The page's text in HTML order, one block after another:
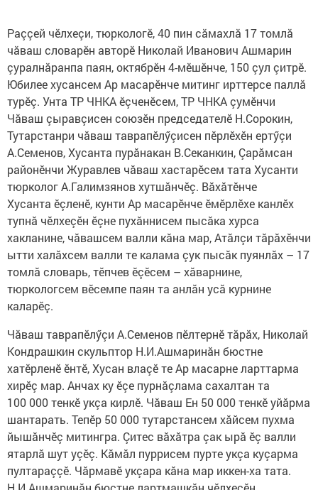
Раççей чӗлхеçи, тюркологӗ, 40 пин сăмахлă 17 томлă
чăваш словарӗн авторӗ Николай Иванович Ашмарин
çуралнăранпа паян, октябрӗн 4-мӗшӗнче, 150 çул çитрӗ.
Юбилее хусансем Ар масарӗнче митинг ирттерсе паллă
турӗç. Унта ТР ЧНКА ӗçченӗсем, ТР ЧНКА çумӗнчи
Чăваш çыравçисен союзӗн председателӗ Н.Сорокин,
Тутарстанри чăваш таврапӗлӳçисен пӗрлӗхӗн ертӳçи
А.Семенов, Хусанта пурăнакан В.Секанкин, Çарăмсан
районӗнчи Журавлев чăваш хастарӗсем тата Хусанти
тюрколог А.Галимзянов хутшăнчӗç. Вăхăтӗнче
Хусанта ӗçленӗ, кунти Ар масарӗнче ӗмӗрлӗхе канлӗх
тупнă чӗлхеçӗн ӗçне пухăннисем пысăка хурса
хакланине, чăвашсем валли кăна мар, Атăлçи тăрăхӗнчи
ытти халăхсем валли те калама çук пысăк пуянлăх – 17
томлă словарь, тӗпчев ӗçӗсем – хăварнине,
тюркологсем вӗсемпе паян та анлăн усă курнине
каларӗç.
Чăваш таврапӗлӳçи А.Семенов пӗлтернӗ тăрăх, Николай
Кондрашкин скульптор Н.И.Ашмаринăн бюстне
хатӗрленӗ ӗнтӗ, Хусан влаçӗ те Ар масарне ларттарма
хирӗç мар. Анчах ку ӗçе пурнăçлама сахалтан та
100 000 тенкӗ укçа кирлӗ. Чăваш Ен 50 000 тенкӗ уйăрма
шантарать. Тепӗр 50 000 тутарстансем хăйсем пухма
йышăнчӗç митингра. Çитес вăхăтра çак ырă ӗç валли
ятарлă шут уçӗç. Кăмăл пуррисем пурте укçа куçарма
пултараççӗ. Чăрмавӗ укçара кăна мар иккен-ха тата.